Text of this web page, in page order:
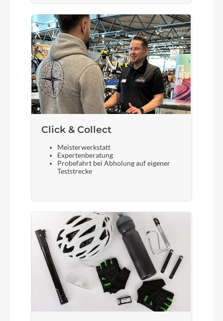
Formula DC71, 32h
Gewicht
27 kg
Scheinwerfer
LED-Tagfahrlicht
Akku
Laufradgröße
29"
Gepäckträger
Flyer ONE Sport Rack II, kompatibel mit
MonkeyLoad, Ortlieb QL 3.1
Click & Collect
Meisterwerkstatt
Expertenberatung
Probefahrt bei Abholung auf eigener
Teststrecke